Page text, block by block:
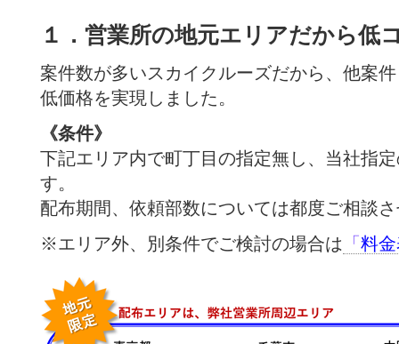
１．営業所の地元エリアだから低
案件数が多いスカイクルーズだから、他案
低価格を実現しました。
《条件》
下記エリア内で町丁目の指定無し、当社指
す。
配布期間、依頼部数については都度ご相談
※エリア外、別条件でご検討の場合は 「 料